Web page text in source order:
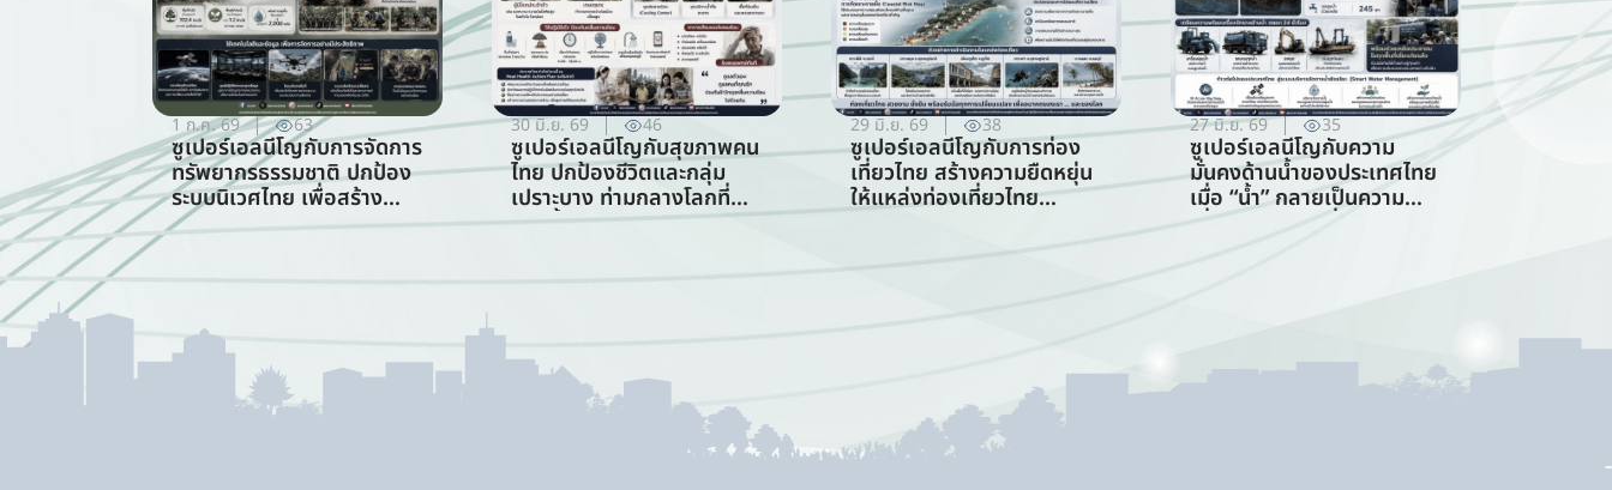
1 ก.ค. 69 63
ซูเปอร์เอลนีโญกับการจัดการ
ทรัพยากรธรรมชาติ ปกป้อง
ระบบนิเวศไทย เพื่อสร้าง
ภูมิคุ้มกันต่อวิกฤตภูมิอากาศ
ทรัพยากรธรรมชาติ)
30 มิ.ย. 69 46
ซูเปอร์เอลนีโญกับสุขภาพคน
ไทย ปกป้องชีวิตและกลุ่ม
เปราะบาง ท่ามกลางโลกที่
ร้อนขึ้น (สาขาสาธารณสุข)
29 มิ.ย. 69 38
ซูเปอร์เอลนีโญกับการท่อง
เที่ยวไทย สร้างความยืดหยุ่น
ให้แหล่งท่องเที่ยวไทย
สภาพภูมิอากาศ (สาขาการ
ท่องเที่ยว)
27 มิ.ย. 69 35
ซูเปอร์เอลนีโญกับความ
มั่นคงด้านน้ำของประเทศไทย
เมื่อ “น้ำ” กลายเป็นความ
เสี่ยงอันดับแรกที่ทุกภาคส่วน